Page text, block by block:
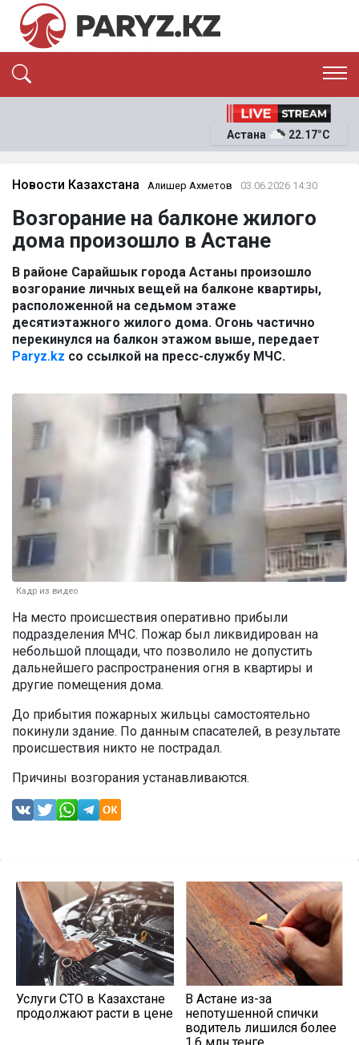
ЭКОНОМИКА
ОҚИҒА
News
Астана 22.17°C
Новости Казахстана Алишер Ахметов 03.06.2026 14:30
Возгорание на балконе жилого
дома произошло в Астане
В районе Сарайшык города Астаны произошло
возгорание личных вещей на балконе квартиры,
расположенной на седьмом этаже
десятиэтажного жилого дома. Огонь частично
перекинулся на балкон этажом выше, передает
Paryz.kz со ссылкой на пресс-службу МЧС.
Кадр из видео
На место происшествия оперативно прибыли
подразделения МЧС. Пожар был ликвидирован на
небольшой площади, что позволило не допустить
дальнейшего распространения огня в квартиры и
другие помещения дома.
До прибытия пожарных жильцы самостоятельно
покинули здание. По данным спасателей, в результате
происшествия никто не пострадал.
Причины возгорания устанавливаются.
Услуги СТО в Казахстане
продолжают расти в цене
В Астане из-за
непотушенной спички
водитель лишился более